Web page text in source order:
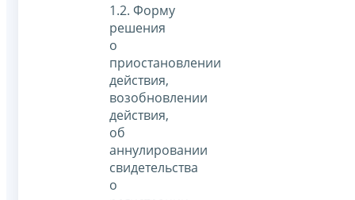
1.2. Форму
решения
о
приостановлении
действия,
возобновлении
действия,
об
аннулировании
свидетельства
о